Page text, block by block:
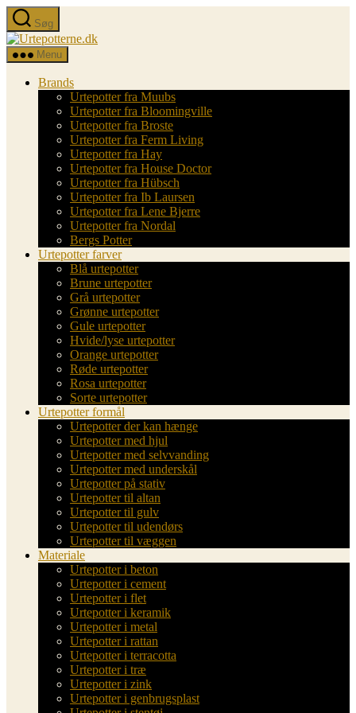
Spring
til
indholdet
Søg
Urtepotterne.dk
Menu
Brands
Urtepotter fra Muubs
Urtepotter fra Bloomingville
Urtepotter fra Broste
Urtepotter fra Ferm Living
Urtepotter fra Hay
Urtepotter fra House Doctor
Urtepotter fra Hübsch
Urtepotter fra Ib Laursen
Urtepotter fra Lene Bjerre
Urtepotter fra Nordal
Bergs Potter
Urtepotter farver
Blå urtepotter
Brune urtepotter
Grå urtepotter
Grønne urtepotter
Gule urtepotter
Hvide/lyse urtepotter
Orange urtepotter
Røde urtepotter
Rosa urtepotter
Sorte urtepotter
Urtepotter formål
Urtepotter der kan hænge
Urtepotter med hjul
Urtepotter med selvvanding
Urtepotter med underskål
Urtepotter på stativ
Urtepotter til altan
Urtepotter til gulv
Urtepotter til udendørs
Urtepotter til væggen
Materiale
Urtepotter i beton
Urtepotter i cement
Urtepotter i flet
Urtepotter i keramik
Urtepotter i metal
Urtepotter i rattan
Urtepotter i terracotta
Urtepotter i træ
Urtepotter i zink
Urtepotter i genbrugsplast